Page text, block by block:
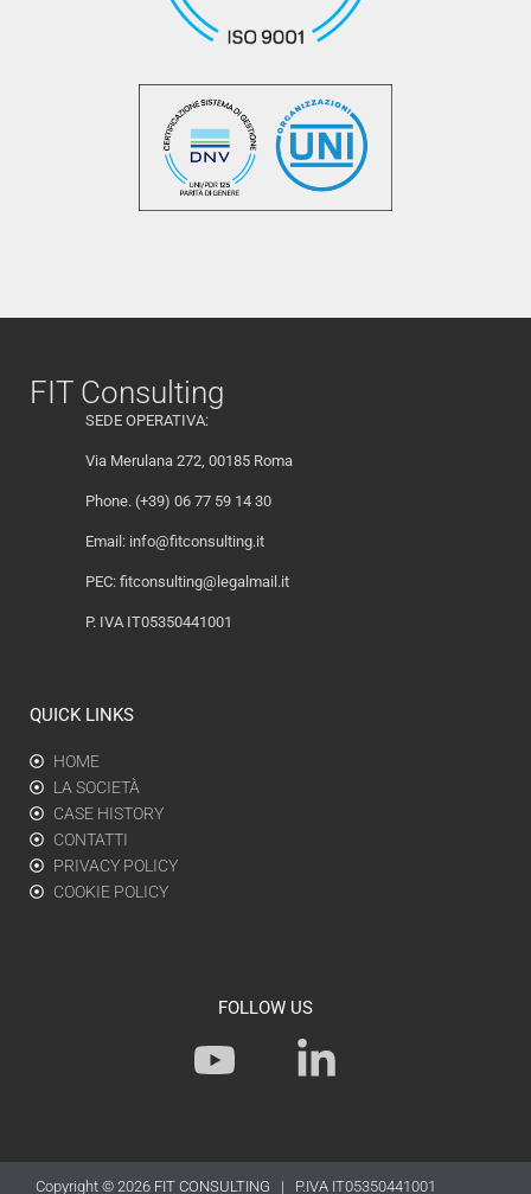
FIT Consulting
SEDE OPERATIVA:
Via Merulana 272, 00185 Roma
Phone. (+39) 06 77 59 14 30
Email: info@fitconsulting.it
PEC: fitconsulting@legalmail.it
P. IVA IT05350441001
QUICK LINKS
HOME
LA SOCIETÀ
CASE HISTORY
CONTATTI
PRIVACY POLICY
COOKIE POLICY
FOLLOW US
Y
o
t
L
i
k
Copyright © 2026 FIT CONSULTING | P.IVA IT05350441001